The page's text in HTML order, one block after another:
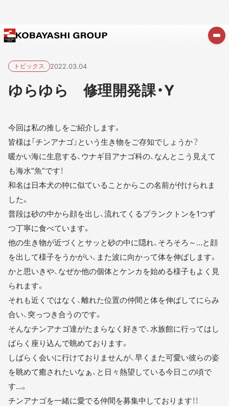
トピックス 2022.03.04
ゆらゆら 修理開発課・Y
今回は私の推しをご紹介します。
皆様は「チンアナゴ」という生き物をご存知でしょうか？
暖かい海に生息する、ウナギ目アナゴ科の、なんとこう見えて
も海水”魚”です！
和名は日本犬の狆に似ていることからこの名前が付けられま
した。
普段は砂の中から顔を出し、流れてくるプランクトンを1つず
つ丁寧に食べています。
他の生き物が近づくとサッと砂の中に隠れ、そろそろ～…と顔
を出して様子をうかがい、また波に向かって体を伸ばします。
かと思いきや、なぜか他の個体とケンカを始める様子もよく見
られます。
それも近くではなく、離れた位置の仲間と体を伸ばしてにらみ
合い、突っつき合うのです。
そんなチンアナゴ達がたまらなく好きで、水族館に行ってはし
ばらく座り込んで眺めております。
しばらく会いに行けておりませんが、早くまた可愛い彼らの姿
を眺めて癒されたいなぁ、と日々熱望している今日この頃で
す…。
チンアナゴを一緒に愛でる仲間を募集中しております！！